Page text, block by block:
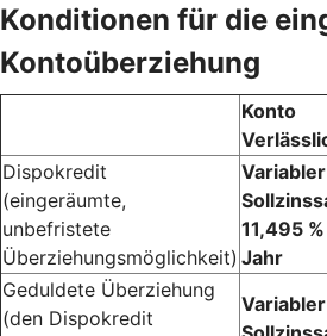
Konditionen für die
Kontoüberziehung
Konto
Dispokredit
(eingeräumte,
unbefristete
Überziehungsmöglichkeit)
Variabler
11,495
Jahr
Geduldete Überziehung
(den Dispokredit
Variabler